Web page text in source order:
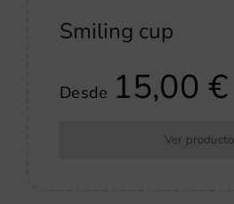
Smiling cup
Desde 15,00€
Ver producto